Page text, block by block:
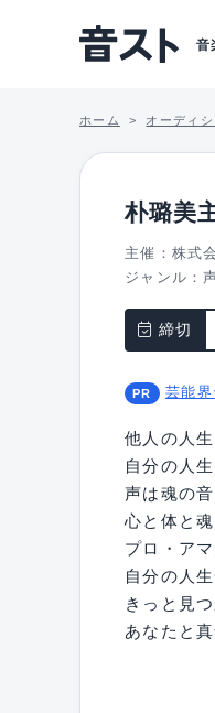
音
ホーム オーディシ
朴璐美
主催：株式
ジャンル：
締切
芸能
他人の人
自分の人
声は魂の音
心と体と
プロ・ア
自分の人
きっと見
あなたと